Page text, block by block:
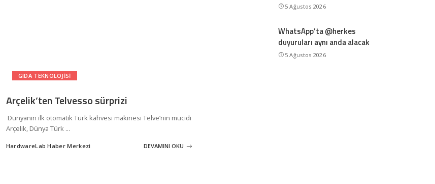
GIDA TEKNOLOJISI
Arçelik’ten Telvesso sürprizi
Dünyanın ilk otomatik Türk kahvesi makinesi Telve’nin mucidi
Arçelik, Dünya Türk ...
Posted
HardwareLab Haber Merkezi DEVAMINI OKU
5 Ağustos 2026
WhatsApp’ta @herkes
duyuruları aynı anda alacak
5 Ağustos 2026